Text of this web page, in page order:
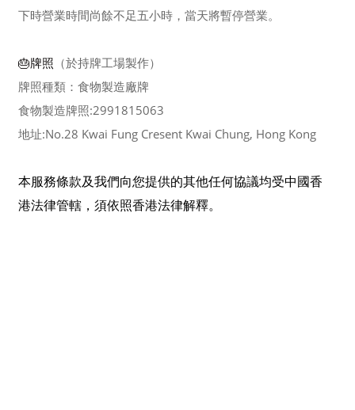
下時營業時間尚餘不足五小時，當天將暫停營業。
🎂牌照 （於持牌工場製作）
牌照種類：食物製造廠牌
食物製造牌照:2991815063
地址:No.28 Kwai Fung Cresent Kwai Chung, Hong Kong
本服務條款及我們向您提供的其他任何協議均受中國香
港法律管轄，須依照香港法律解釋。